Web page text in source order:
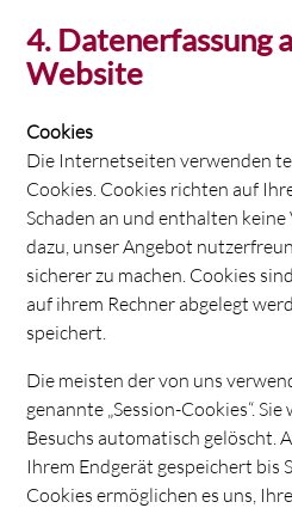
4. Datenerfassung
Website
Cookies
Die Internetseiten verwenden
Cookies. Cookies richten auf
Schaden an und enthalten
dazu, unser Angebot
sicherer zu machen. Cookies
auf ihrem Rechner abgelegt
speichert.
Die meisten der von uns
genannte „Session-Cookies“.
Besuchs automatisch gelöscht.
Ihrem Endgerät gespeichert bis
Cookies ermöglichen es uns,